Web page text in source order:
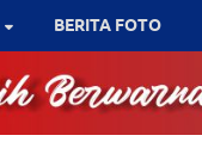
BERITA FOTO